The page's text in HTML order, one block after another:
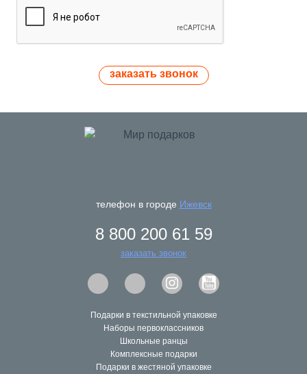
заказать звонок
телефон в городе Ижевск
8 800 200 61 59
заказать звонок
Подарки в текстильной упаковке
Наборы первоклассников
Школьные ранцы
Комплексные подарки
Подарки в жестяной упаковке